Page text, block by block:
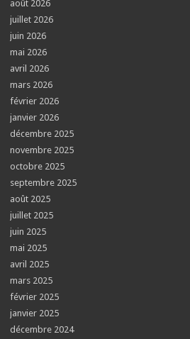
août 2026
juillet 2026
juin 2026
mai 2026
avril 2026
mars 2026
février 2026
janvier 2026
décembre 2025
novembre 2025
octobre 2025
septembre 2025
août 2025
juillet 2025
juin 2025
mai 2025
avril 2025
mars 2025
février 2025
janvier 2025
décembre 2024